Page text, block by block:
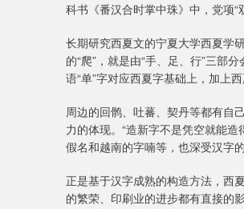
科书《番汉合时掌中珠》中，党项
长期研究西夏文的宁夏大学西夏学
的“爬”，就是由“手、足、行”三部
语“单”字对应西夏字基础上，加上
周边的回鹘、吐蕃、契丹等都有自
力的体现。“造新字不是凭空就能
假名和越南的字喃等，也深受汉字的
正是基于汉字成熟的构造方法，西
的繁荣、印刷业的进步都有直接的